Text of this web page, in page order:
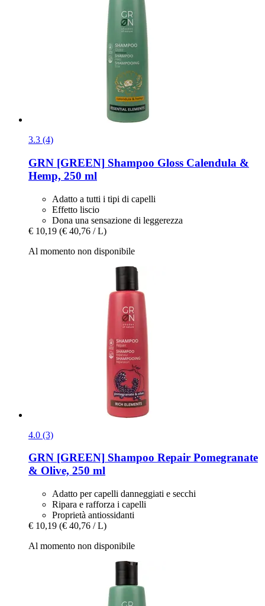
3.3 (4)
GRN [GREEN] Shampoo Gloss Calendula &
Hemp, 250 ml
Adatto a tutti i tipi di capelli
Effetto liscio
Dona una sensazione di leggerezza
€ 10,19 (€ 40,76 / L)
Al momento non disponibile
4.0 (3)
GRN [GREEN] Shampoo Repair Pomegranate
& Olive, 250 ml
Adatto per capelli danneggiati e secchi
Ripara e rafforza i capelli
Proprietà antiossidanti
€ 10,19 (€ 40,76 / L)
Al momento non disponibile